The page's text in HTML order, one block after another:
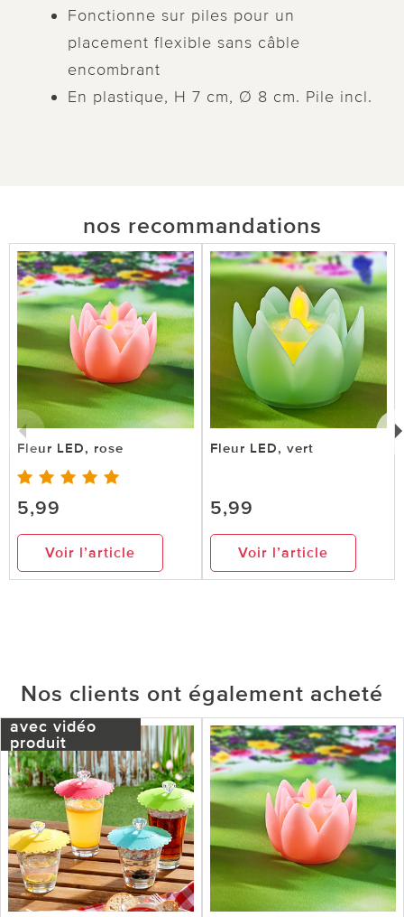
Fonctionne sur piles pour un
placement flexible sans câble
encombrant
En plastique, H 7 cm, Ø 8 cm. Pile incl.
nos recommandations
Fleur LED, rose
5,99
Voir l’article
Fleur LED, vert
5,99
Voir l’article
Nos clients ont également acheté
avec vidéo
produit